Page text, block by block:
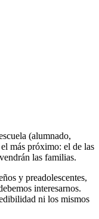
(alumnado,
más próximo: el de las
las familias.
y preadolescentes,
interesarnos.
ni los mismos